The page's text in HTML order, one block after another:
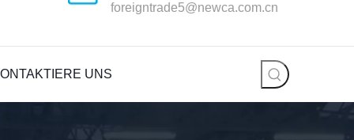
foreigntrade5@newca.com.cn
UNS